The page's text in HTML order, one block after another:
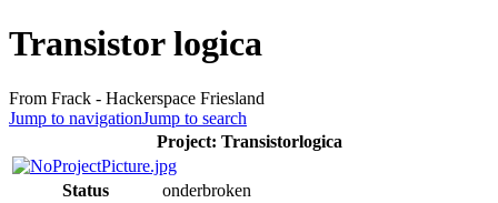
Transistor logica
From Frack - Hackerspace Friesland
Jump to navigationJump to search
Project: Transistorlogica
Status onderbroken